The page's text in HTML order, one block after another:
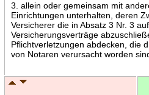
3. allein oder gemeinsam mit
Einrichtungen unterhalten, deren
Versicherer die in Absatz 3 Nr. 3
Versicherungsverträge
Pflichtverletzungen abdecken, die
von Notaren verursacht worden